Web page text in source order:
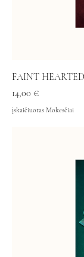
FAINT HEARTED
Kaina
14,00 €
įskaičiuotas Mokesčiai